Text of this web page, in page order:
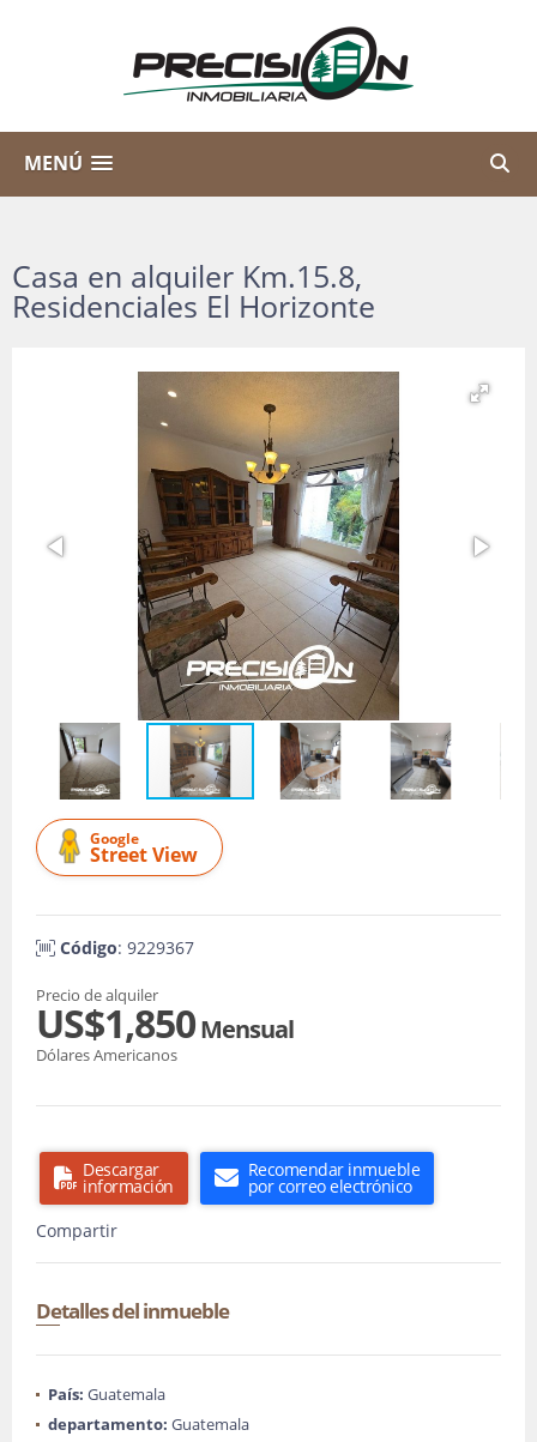
MENÚ
Casa en alquiler Km.15.8,
Residenciales El Horizonte
Google
Street View
Código: 9229367
Precio de alquiler
US$1,850Mensual
Dólares Americanos
Descargar
información
Recomendar inmueble
por correo electrónico
Compartir
Detalles del inmueble
País: Guatemala
departamento: Guatemala